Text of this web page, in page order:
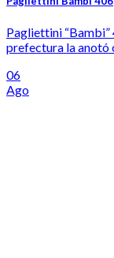
Pagliettini “Bambi”
prefectura la anotó
06
Ago